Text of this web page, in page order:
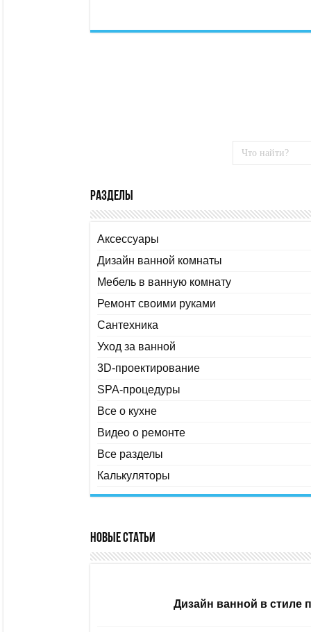
Разделы
Аксессуары
Дизайн ванной комнаты
Мебель в ванную комнату
Ремонт своими руками
Сантехника
Уход за ванной
3D-проектирование
SPA-процедуры
Все о кухне
Видео о ремонте
Все разделы
Калькуляторы
Новые статьи
Дизайн ванной в стиле